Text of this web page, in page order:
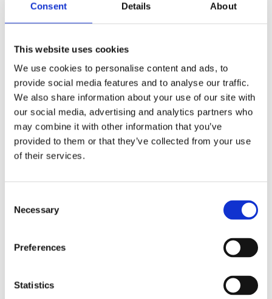
Consent Details About
This website uses cookies
We use cookies to personalise content and ads, to
provide social media features and to analyse our traffic.
We also share information about your use of our site with
our social media, advertising and analytics partners who
may combine it with other information that you’ve
provided to them or that they’ve collected from your use
of their services.
Selection
Necessary
Preferences
Statistics
Рульове управління
(167)
РУЛЬОВЕ УПРАВЛІННЯ ДЛЯBMW 6
Агрегати рульового управління (67)